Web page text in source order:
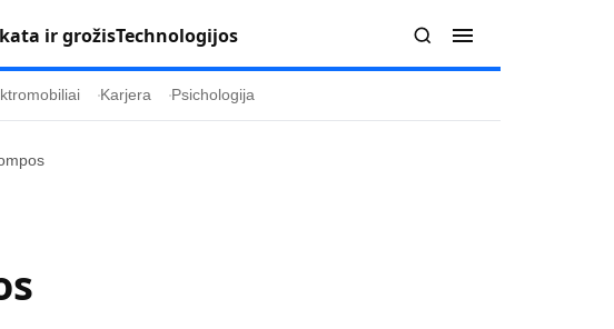
ir grožisTechnologijos
Karjera Psichologija